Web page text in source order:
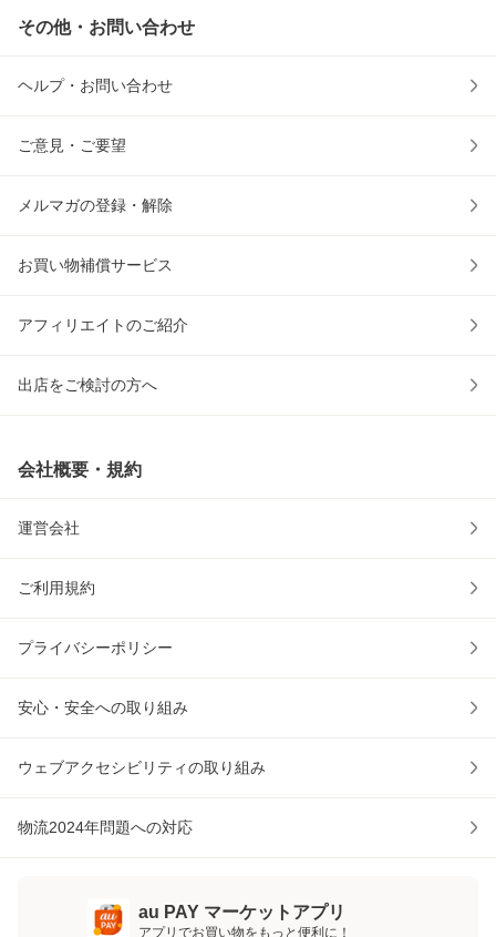
その他・お問い合わせ
ヘルプ・お問い合わせ
ご意見・ご要望
メルマガの登録・解除
お買い物補償サービス
アフィリエイトのご紹介
出店をご検討の方へ
会社概要・規約
運営会社
ご利用規約
プライバシーポリシー
安心・安全への取り組み
ウェブアクセシビリティの取り組み
物流2024年問題への対応
au PAY マーケットアプリ
アプリでお買い物をもっと便利に！